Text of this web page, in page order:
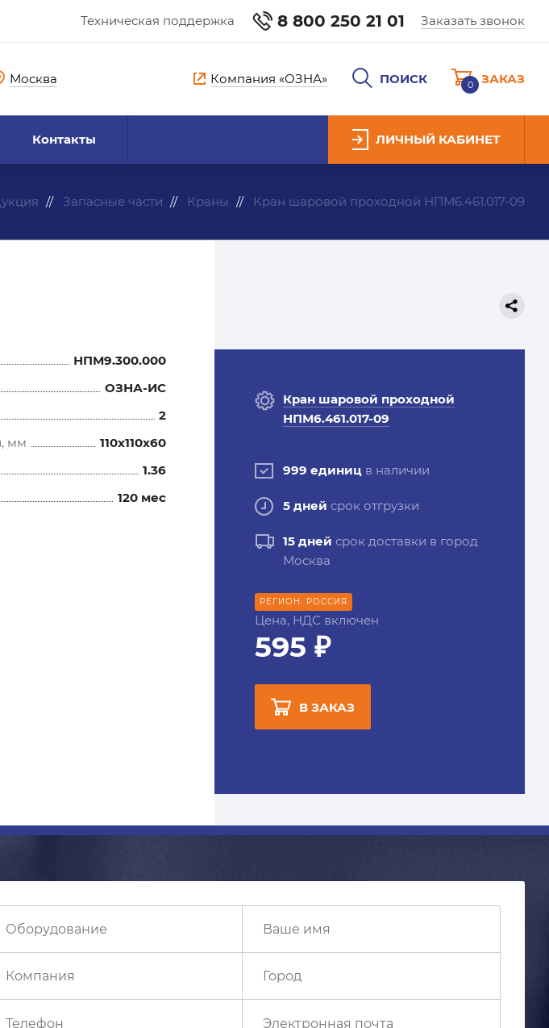
Техническая поддержка 8 800 250 21 01 Заказать звонок
Москва Компания «ОЗНА» ПОИСК 0 ЗАКАЗ
Контакты ЛИЧНЫЙ КАБИНЕТ
Запасные части Краны Кран шаровой проходной НПМ6.461.017-09
НПМ9.300.000
ОЗНА-ИС
2
мм
110x110x60
1.36
120 мес
Кран шаровой проходной
НПМ6.461.017-09
999 единиц в наличии
5 дней срок отгрузки
15 дней срок доставки в город
Москва
РЕГИОН: РОССИЯ
Цена, НДС включен
595 ₽
В ЗАКАЗ